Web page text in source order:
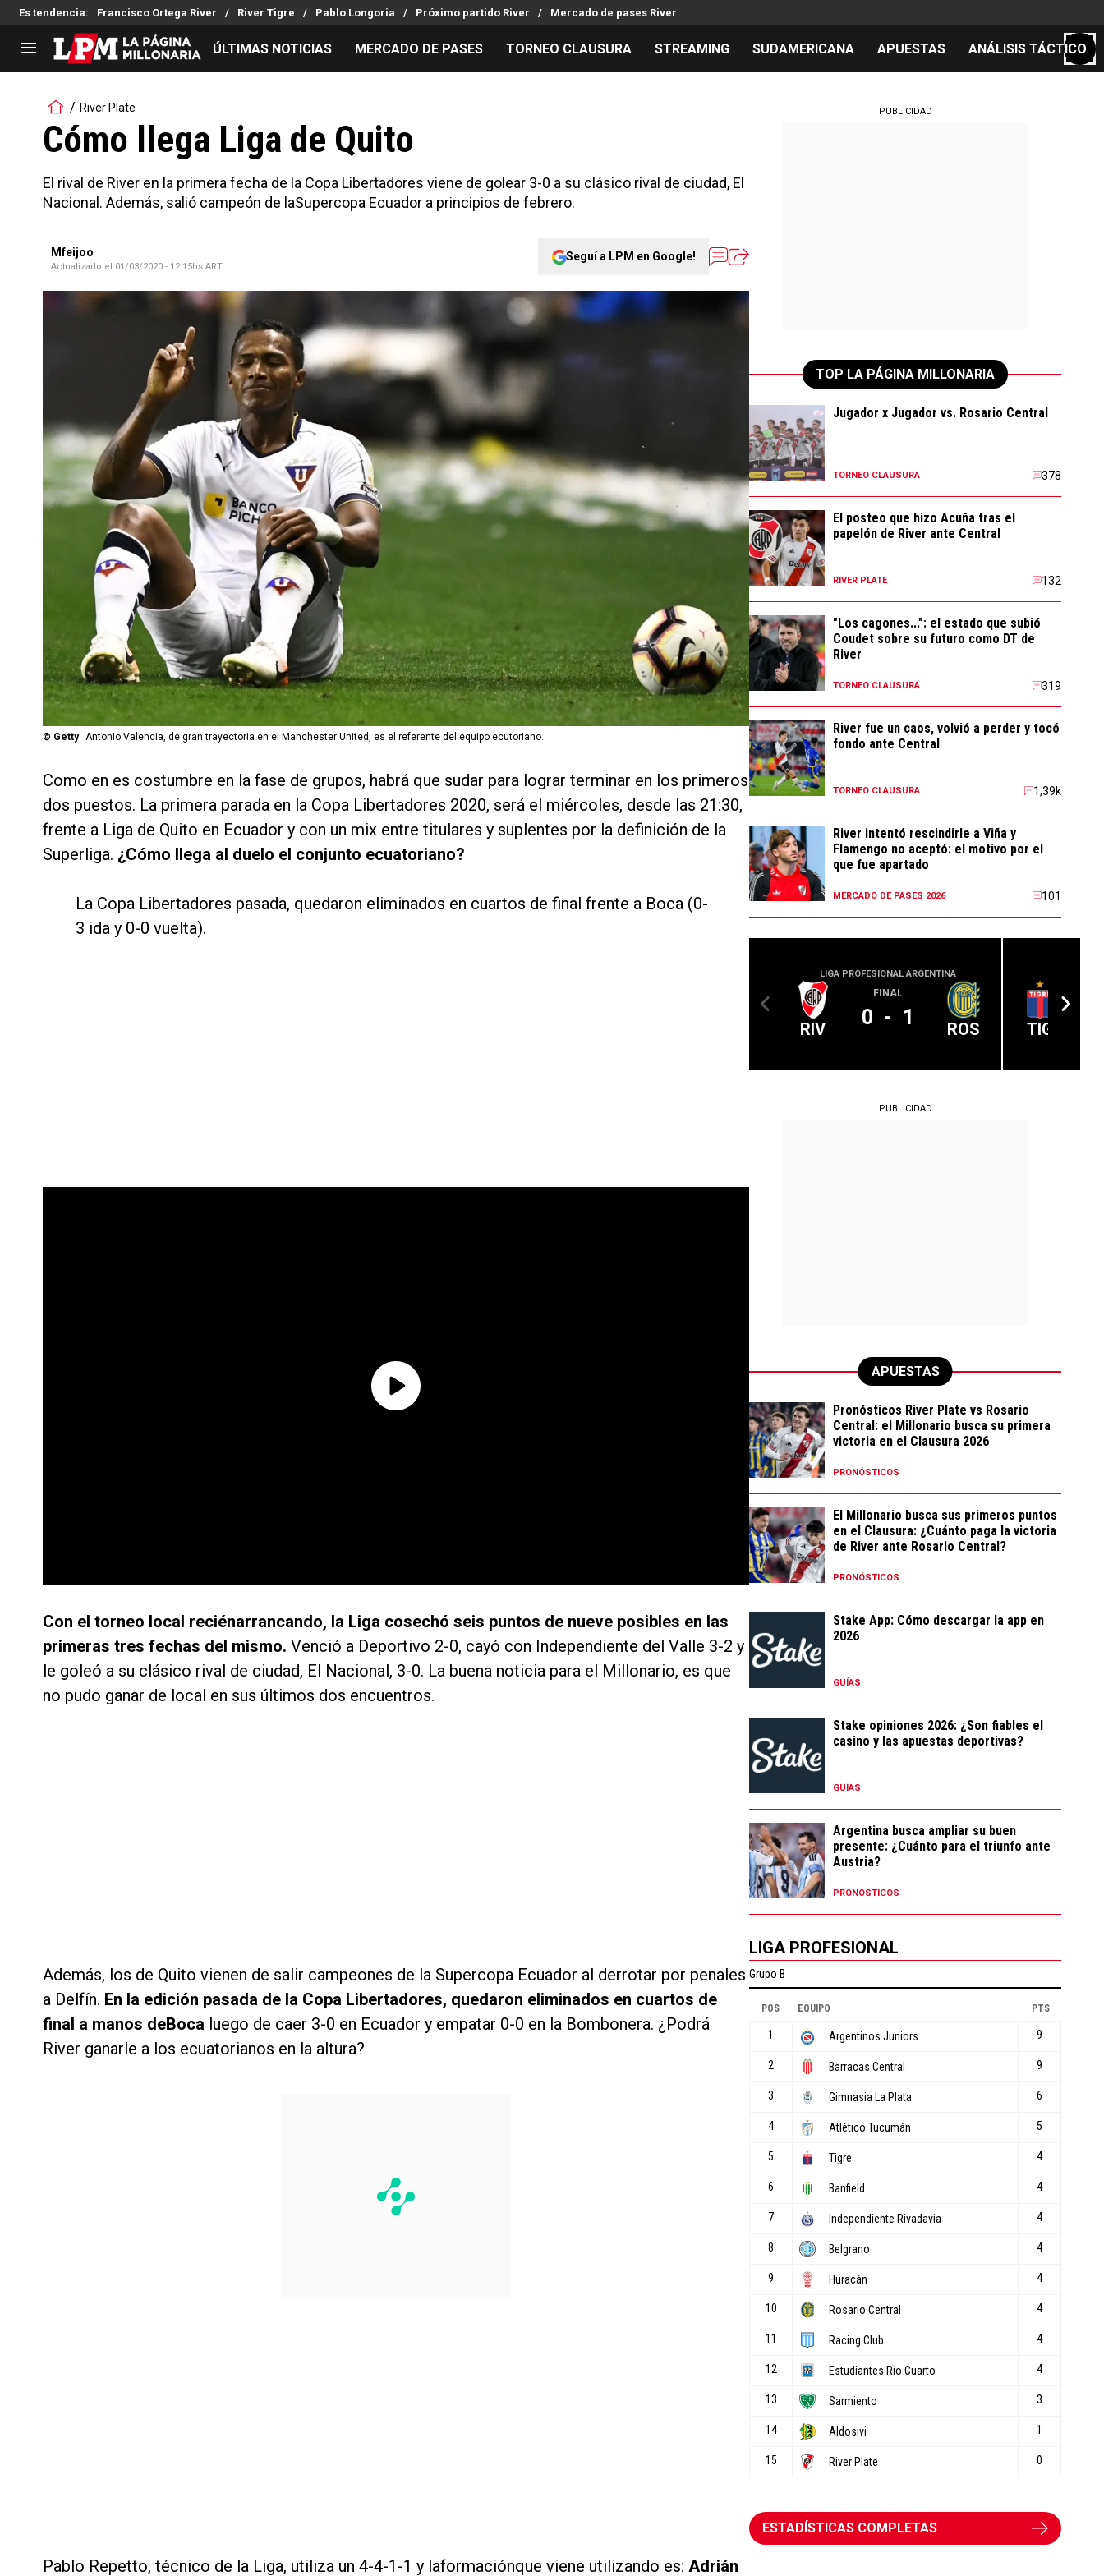
Es tendencia: Francisco Ortega River River Tigre Pablo Longoria Próximo partido River Mercado de pases River
LIGA PROFESIONAL
Noticias
Tabla de posiciones
Reserva
Copa Sudamericana
Copa Argentina
Mercado de Pases
Análisis tácticos
Chacho Coudet
Los goles de River
Pronósticos
ÚLTIMAS NOTICIAS MERCADO DE PASES TORNEO CLAUSURA STREAMING SUDAMERICANA APUESTAS ANÁLISIS TÁCTICO
River Plate
Cómo llega Liga de Quito
El rival de River en la primera fecha de la Copa Libertadores viene de golear 3-0 a su clásico rival de ciudad, El
Nacional. Además, salió campeón de laSupercopa Ecuador a principios de febrero.
Mfeijoo
Actualizado el 01/03/2020 - 12:15hs ART
Seguí a LPM en Google!
© Getty Antonio Valencia, de gran trayectoria en el Manchester United, es el referente del equipo ecutoriano.
Como en es costumbre en la fase de grupos, habrá que sudar para lograr terminar en los primeros
dos puestos. La primera parada en la Copa Libertadores 2020, será el miércoles, desde las 21:30,
frente a Liga de Quito en Ecuador y con un mix entre titulares y suplentes por la definición de la
Superliga. ¿Cómo llega al duelo el conjunto ecuatoriano?
La Copa Libertadores pasada, quedaron eliminados en cuartos de final frente a Boca (0-
3 ida y 0-0 vuelta).
Con el torneo local reciénarrancando, la Liga cosechó seis puntos de nueve posibles en las
primeras tres fechas del mismo. Venció a Deportivo 2-0, cayó con Independiente del Valle 3-2 y
le goleó a su clásico rival de ciudad, El Nacional, 3-0. La buena noticia para el Millonario, es que
no pudo ganar de local en sus últimos dos encuentros.
Además, los de Quito vienen de salir campeones de la Supercopa Ecuador al derrotar por penales
a Delfín. En la edición pasada de la Copa Libertadores, quedaron eliminados en cuartos de
final a manos deBoca luego de caer 3-0 en Ecuador y empatar 0-0 en la Bombonera. ¿Podrá
River ganarle a los ecuatorianos en la altura?
Pablo Repetto, técnico de la Liga, utiliza un 4-4-1-1 y laformaciónque viene utilizando es: Adrián
PUBLICIDAD
TOP LA PÁGINA MILLONARIA
Jugador x Jugador vs. Rosario Central
TORNEO CLAUSURA 378
El posteo que hizo Acuña tras el
papelón de River ante Central
RIVER PLATE 132
"Los cagones...": el estado que subió
Coudet sobre su futuro como DT de
River
TORNEO CLAUSURA 319
River fue un caos, volvió a perder y tocó
fondo ante Central
TORNEO CLAUSURA 1,39k
River intentó rescindirle a Viña y
Flamengo no aceptó: el motivo por el
que fue apartado
MERCADO DE PASES 2026 101
LIGA PROFESIONAL ARGENTINA
RIV
FINAL
0 - 1 ROS TIG
PUBLICIDAD
APUESTAS
Pronósticos River Plate vs Rosario
Central: el Millonario busca su primera
victoria en el Clausura 2026
PRONÓSTICOS
El Millonario busca sus primeros puntos
en el Clausura: ¿Cuánto paga la victoria
de River ante Rosario Central?
PRONÓSTICOS
Stake App: Cómo descargar la app en
2026
GUÍAS
Stake opiniones 2026: ¿Son fiables el
casino y las apuestas deportivas?
GUÍAS
Argentina busca ampliar su buen
presente: ¿Cuánto para el triunfo ante
Austria?
PRONÓSTICOS
LIGA PROFESIONAL
ESTADÍSTICAS COMPLETAS